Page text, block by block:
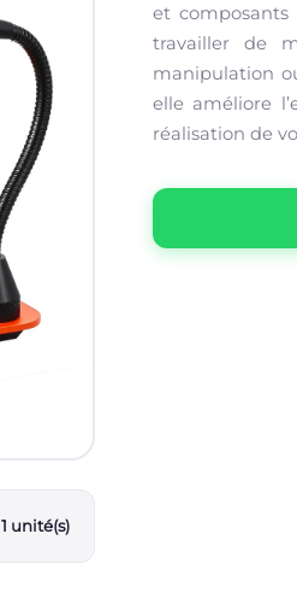
1 unité(s)
et composants
travailler de
manipulation
elle améliore
réalisation de